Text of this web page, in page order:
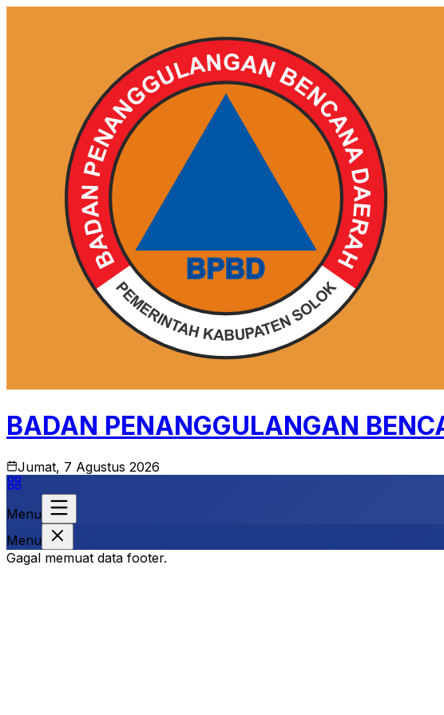
BADAN PENANGGULANGAN
Jumat, 7 Agustus 2026
Menu
Menu
Gagal memuat data footer.